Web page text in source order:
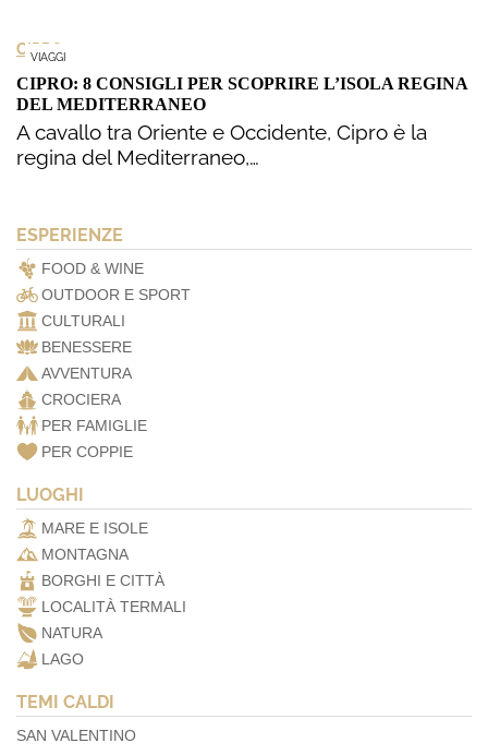
VIAGGI
CIPRO
CIPRO: 8 CONSIGLI PER SCOPRIRE L’ISOLA REGINA
DEL MEDITERRANEO
A cavallo tra Oriente e Occidente, Cipro è la
regina del Mediterraneo,…
ESPERIENZE
FOOD & WINE
OUTDOOR E SPORT
CULTURALI
BENESSERE
AVVENTURA
CROCIERA
PER FAMIGLIE
PER COPPIE
LUOGHI
MARE E ISOLE
MONTAGNA
BORGHI E CITTÀ
LOCALITÀ TERMALI
NATURA
LAGO
TEMI CALDI
SAN VALENTINO